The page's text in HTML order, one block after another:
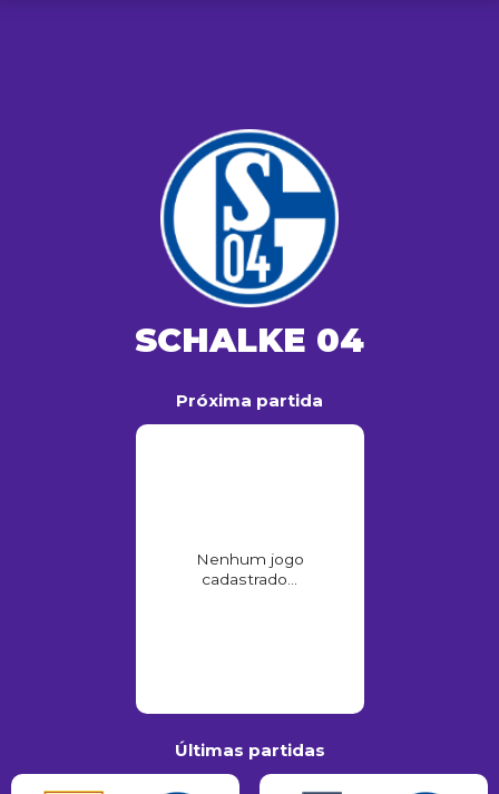
SCHALKE 04
Próxima partida
Nenhum jogo
cadastrado...
Últimas partidas